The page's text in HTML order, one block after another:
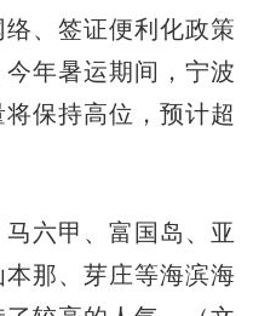
、签证便利化政策
年暑运期间，宁波
保持高位，预计超
六甲、富国岛、亚
那、芽庄等海滨海